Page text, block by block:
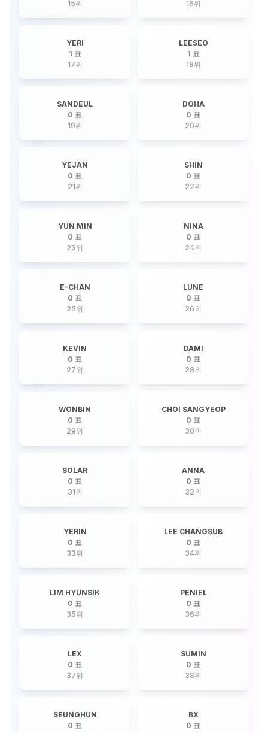
15위
16위
YERI
1 표
17위
LEESEO
1 표
18위
SANDEUL
0 표
19위
DOHA
0 표
20위
YEJAN
0 표
21위
SHIN
0 표
22위
YUN MIN
0 표
23위
NINA
0 표
24위
E-CHAN
0 표
25위
LUNE
0 표
26위
KEVIN
0 표
27위
DAMI
0 표
28위
WONBIN
0 표
29위
CHOI SANGYEOP
0 표
30위
SOLAR
0 표
31위
ANNA
0 표
32위
YERIN
0 표
33위
LEE CHANGSUB
0 표
34위
LIM HYUNSIK
0 표
35위
PENIEL
0 표
36위
LEX
0 표
37위
SUMIN
0 표
38위
SEUNGHUN
0 표
BX
0 표